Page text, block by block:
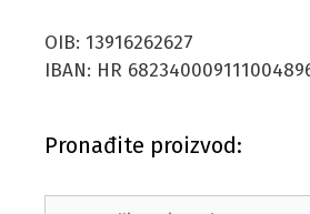
OIB: 13916262627
IBAN: HR
Pronađite proizvod: